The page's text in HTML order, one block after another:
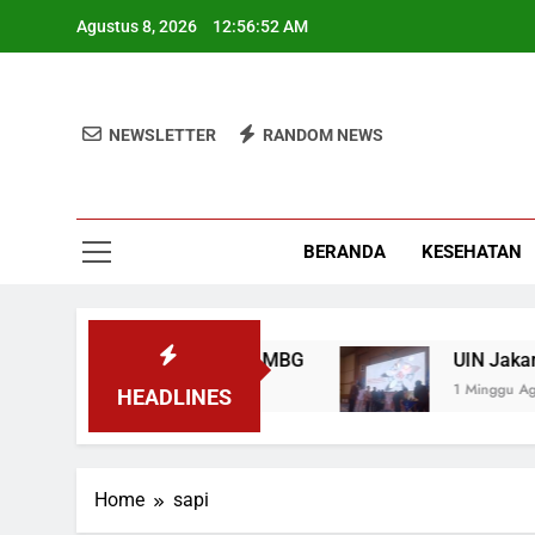
Agustus 8, 2026 12:56:52 AM
NEWSLETTER RANDOM NEWS
BERANDA KESEHATAN
HEADLINES
Program Pemerintah MBG UIN Jakarta
1 Minggu Ago
Home sapi